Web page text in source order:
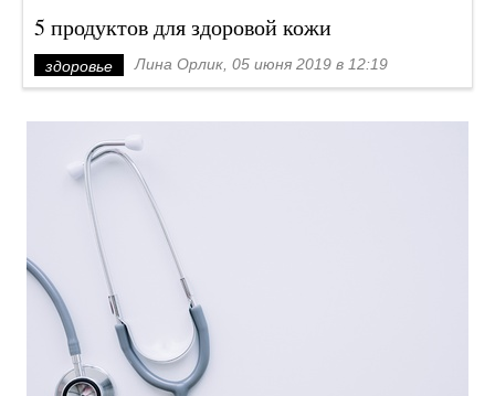
5 продуктов для здоровой кожи
здоровье Лина Орлик, 05 июня 2019 в 12:19